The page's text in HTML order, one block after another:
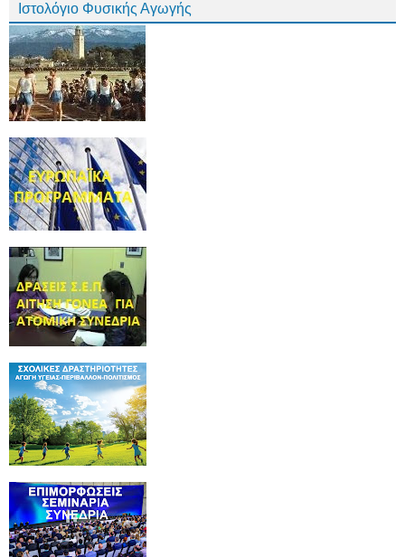
Ιστολόγιο Φυσικής Αγωγής